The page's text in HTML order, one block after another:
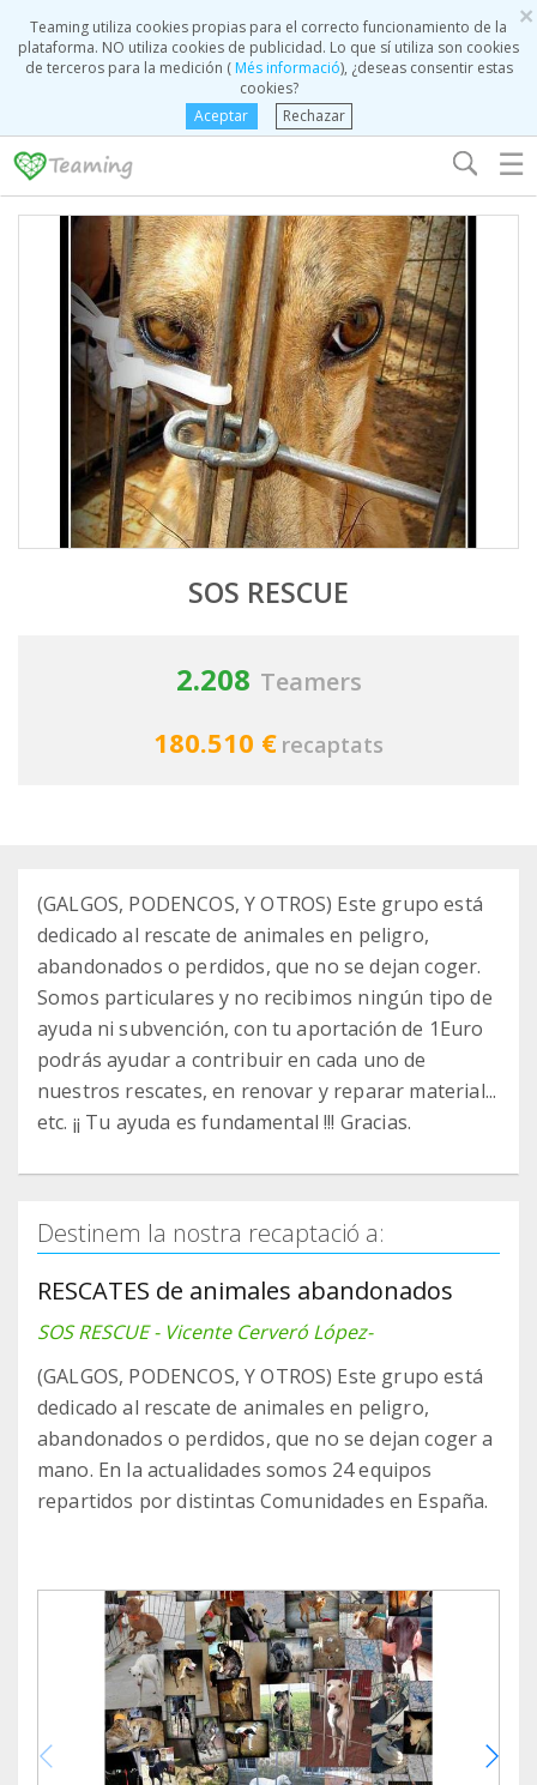
×
Teaming utiliza cookies propias para el correcto funcionamiento de la
plataforma. NO utiliza cookies de publicidad. Lo que sí utiliza son cookies
de terceros para la medición (Més informació), ¿deseas consentir estas
cookies?
Aceptar
Rechazar
☰
SOS RESCUE
2.208 Teamers
180.510 € recaptats
(GALGOS, PODENCOS, Y OTROS) Este grupo está
dedicado al rescate de animales en peligro,
abandonados o perdidos, que no se dejan coger.
Somos particulares y no recibimos ningún tipo de
ayuda ni subvención, con tu aportación de 1Euro
podrás ayudar a contribuir en cada uno de
nuestros rescates, en renovar y reparar material...
etc. ¡¡ Tu ayuda es fundamental !!! Gracias.
Destinem la nostra recaptació a:
RESCATES de animales abandonados
SOS RESCUE - Vicente Cerveró López-
(GALGOS, PODENCOS, Y OTROS) Este grupo está
dedicado al rescate de animales en peligro,
abandonados o perdidos, que no se dejan coger a
mano. En la actualidades somos 24 equipos
repartidos por distintas Comunidades en España.